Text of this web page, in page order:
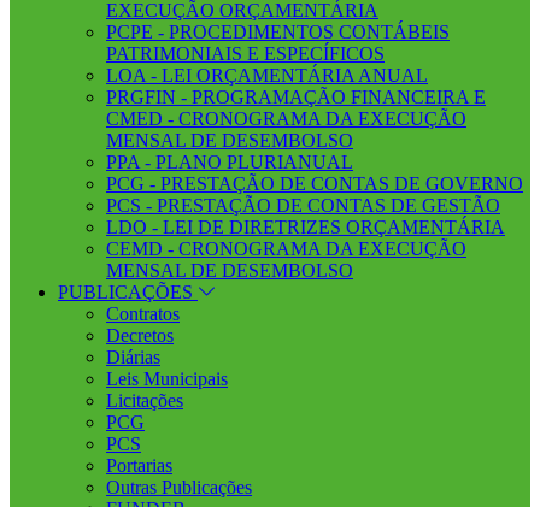
EXECUÇÃO ORÇAMENTÁRIA
PCPE - PROCEDIMENTOS CONTÁBEIS
PATRIMONIAIS E ESPECÍFICOS
LOA - LEI ORÇAMENTÁRIA ANUAL
PRGFIN - PROGRAMAÇÃO FINANCEIRA E
CMED - CRONOGRAMA DA EXECUÇÃO
MENSAL DE DESEMBOLSO
PPA - PLANO PLURIANUAL
PCG - PRESTAÇÃO DE CONTAS DE GOVERNO
PCS - PRESTAÇÃO DE CONTAS DE GESTÃO
LDO - LEI DE DIRETRIZES ORÇAMENTÁRIA
CEMD - CRONOGRAMA DA EXECUÇÃO
MENSAL DE DESEMBOLSO
PUBLICAÇÕES
Contratos
Decretos
Diárias
Leis Municipais
Licitações
PCG
PCS
Portarias
Outras Publicações